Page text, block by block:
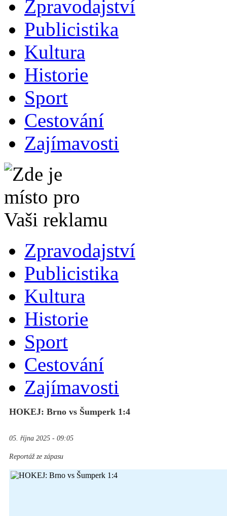
Zpravodajství
Publicistika
Kultura
Historie
Sport
Cestování
Zajímavosti
Zpravodajství
Publicistika
Kultura
Historie
Sport
Cestování
Zajímavosti
HOKEJ: Brno vs Šumperk 1:4
05. října 2025 - 09:05
Reportáž ze zápasu